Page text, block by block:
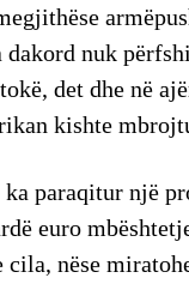
nuk
det dhe në
kishte
paraqitur një
euro
cila, nëse